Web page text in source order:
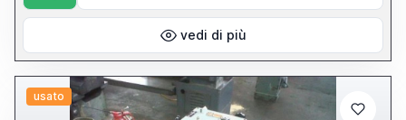
vedi di più
usato